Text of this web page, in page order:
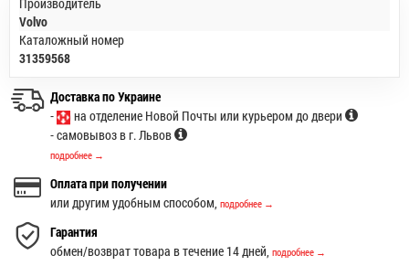
Volvo
Каталожный номер
31359568
Доставка по Украине
-
на отделение Новой Почты или курьером до двери
- самовывоз в г. Львов
подробнее →
Оплата при получении
или другим удобным способом, подробнее →
Гарантия
обмен/возврат товара в течение 14 дней, подробнее →